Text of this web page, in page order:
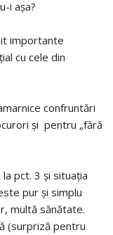
i așa?
importante
cu cele din
confruntări
și pentru „fără
pct. 3 și situația
pur și simplu
multă sănătate.
(surpriză pentru